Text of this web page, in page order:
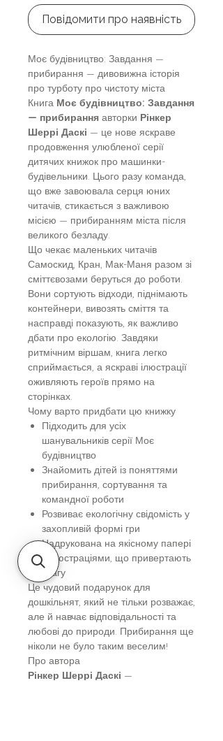
Повідомити про наявність
Моє будівництво: Завдання —
прибирання — дивовижна історія
про турботу про чистоту міста
Книга Моє будівництво: Завдання
— прибирання авторки Рінкер
Шеррі Даскі — це нове яскраве
продовження улюбленої серії
дитячих книжок про машинки-
будівельники. Цього разу команда,
що вже завоювала серця юних
читачів, стикається з важливою
місією — прибиранням міста після
великого безладу.
Що чекає маленьких читачів
Самоскид, Кран, Мак-Маня разом зі
сміттєвозами беруться до роботи.
Вони сортують відходи, піднімають
контейнери, вивозять сміття та
насправді показують, як важливо
дбати про екологію. Завдяки
ритмічним віршам, книга легко
сприймається, а яскраві ілюстрації
оживляють героїв прямо на
сторінках.
Чому варто придбати цю книжку
Підходить для усіх
шанувальників серії Моє
будівництво
Знайомить дітей із поняттями
прибирання, сортування та
командної роботи
Розвиває екологічну свідомість у
захопливій формі гри
Надрукована на якісному папері
з ілюстраціями, що привертають
увагу
Це чудовий подарунок для
дошкільнят, який не тільки розважає,
але й навчає відповідальності та
любові до природи. Прибирання ще
ніколи не було таким веселим!
Про автора
Рінкер Шеррі Даскі —